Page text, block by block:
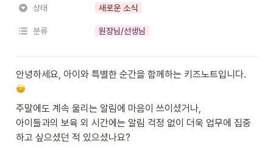
상태 새로운 소식
분류 원장님/선생님
안녕하세요, 아이와 특별한 순간을 함께하는 키즈노트입니다.
주말에도 계속 울리는 알림에 마음이 쓰이셨거나,
아이들과의 보육 외 시간에는 알림 걱정 없이 더욱 업무에 집중
하고 싶으셨던 적 있으셨나요?